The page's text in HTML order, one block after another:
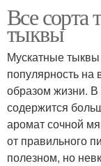
Все
тыквы
Мускатные
популярность
образом жизни. В
содержится
аромат сочной
от правильного
полезном, но